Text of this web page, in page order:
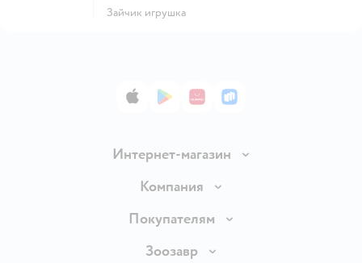
Зайчик игрушка
App StoreGoogle Play
AppGallery
RuStore
Интернет-магазин
Доставка и оплата
Обмен и возврат товара
Правила продажи
Компания
О компании
Покупателям
Бонусные карты
Зоозавр